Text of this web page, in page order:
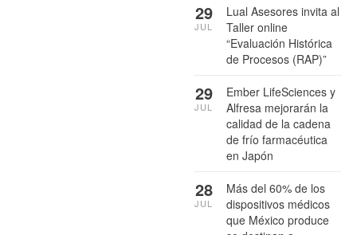
Lual Asesores invita al
Taller online
“Evaluación Histórica
de Procesos (RAP)”
29
JUL
Ember LifeSciences y
Alfresa mejorarán la
calidad de la cadena
de frío farmacéutica
en Japón
29
JUL
Más del 60% de los
dispositivos médicos
que México produce
28
JUL